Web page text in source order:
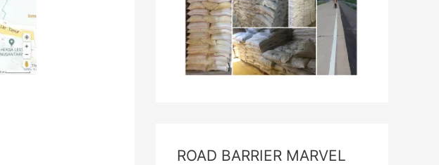
ROAD BARRIER MARVEL